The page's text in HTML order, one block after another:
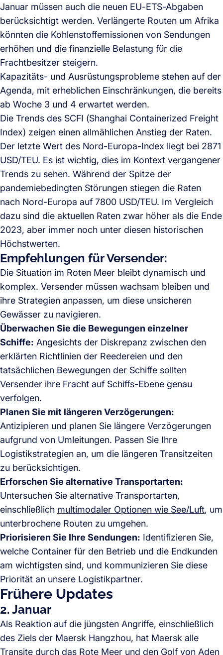
Januar müssen auch die neuen EU-ETS-Abgaben
berücksichtigt werden. Verlängerte Routen um Afrika
könnten die Kohlenstoffemissionen von Sendungen
erhöhen und die finanzielle Belastung für die
Frachtbesitzer steigern.
Kapazitäts- und Ausrüstungsprobleme stehen auf der
Agenda, mit erheblichen Einschränkungen, die bereits
ab Woche 3 und 4 erwartet werden.
Die Trends des SCFI (Shanghai Containerized Freight
Index) zeigen einen allmählichen Anstieg der Raten.
Der letzte Wert des Nord-Europa-Index liegt bei 2871
USD/TEU. Es ist wichtig, dies im Kontext vergangener
Trends zu sehen. Während der Spitze der
pandemiebedingten Störungen stiegen die Raten
nach Nord-Europa auf 7800 USD/TEU. Im Vergleich
dazu sind die aktuellen Raten zwar höher als die Ende
2023, aber immer noch unter diesen historischen
Höchstwerten.
Empfehlungen für Versender:
Die Situation im Roten Meer bleibt dynamisch und
komplex. Versender müssen wachsam bleiben und
ihre Strategien anpassen, um diese unsicheren
Gewässer zu navigieren.
Überwachen Sie die Bewegungen einzelner
Schiffe: Angesichts der Diskrepanz zwischen den
erklärten Richtlinien der Reedereien und den
tatsächlichen Bewegungen der Schiffe sollten
Versender ihre Fracht auf Schiffs-Ebene genau
verfolgen.
Planen Sie mit längeren Verzögerungen:
Antizipieren und planen Sie längere Verzögerungen
aufgrund von Umleitungen. Passen Sie Ihre
Logistikstrategien an, um die längeren Transitzeiten
zu berücksichtigen.
Erforschen Sie alternative Transportarten:
Untersuchen Sie alternative Transportarten,
einschließlich multimodaler Optionen wie See/Luft, um
unterbrochene Routen zu umgehen.
Priorisieren Sie Ihre Sendungen: Identifizieren Sie,
welche Container für den Betrieb und die Endkunden
am wichtigsten sind, und kommunizieren Sie diese
Priorität an unsere Logistikpartner.
Frühere Updates
2. Januar
Als Reaktion auf die jüngsten Angriffe, einschließlich
des Ziels der Maersk Hangzhou, hat Maersk alle
Transite durch das Rote Meer und den Golf von Aden